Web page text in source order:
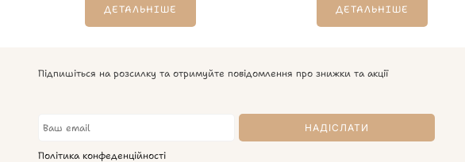
ДЕТАЛЬНІШЕ ДЕТАЛЬНІШЕ
Підпишіться на розсилку та отримуйте повідомлення про знижки та акції
Політика конфеденційності